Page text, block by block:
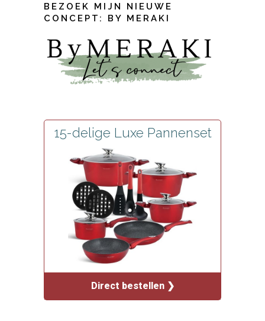
BEZOEK MIJN NIEUWE
CONCEPT: BY MERAKI
15-delige Luxe Pannenset
Direct bestellen ❯